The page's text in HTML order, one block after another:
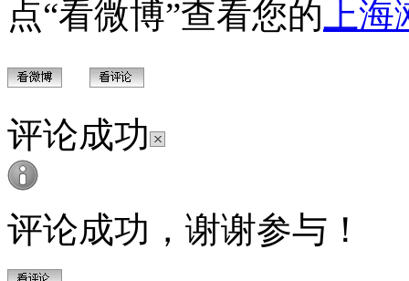
点“看微博”查看您的 上
评论成功
评论成功，谢谢参与！